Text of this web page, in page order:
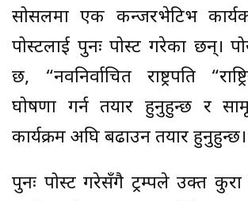
सोसलमा एक कन्जरभेटिभ
पोस्टलाई पुनः पोस्ट गरेका छन्।
छ, “नवनिर्वाचित राष्ट्रपति
घोषणा गर्न तयार हुनुहुन्छ र
कार्यक्रम अघि बढाउन तयार
पुनः पोस्ट गरेसँगै ट्रम्पले उक्त कुरा